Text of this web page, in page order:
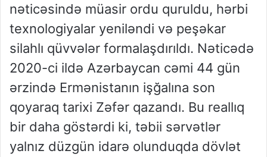
nəticəsində müasir ordu quruldu, hərbi
texnologiyalar yeniləndi və peşəkar
silahlı qüvvələr formalaşdırıldı. Nəticədə
2020-ci ildə Azərbaycan cəmi 44 gün
ərzində Ermənistanın işğalına son
qoyaraq tarixi Zəfər qazandı. Bu reallıq
bir daha göstərdi ki, təbii sərvətlər
yalnız düzgün idarə olunduqda dövlət